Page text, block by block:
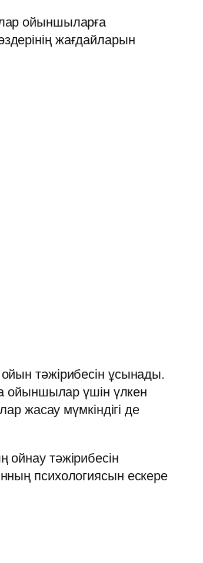
ойыншыларға
жағдайларын
тәжірибесін ұсынады.
ойыншылар үшін үлкен
жасау мүмкіндігі де
тәжірибесін
психологиясын ескере